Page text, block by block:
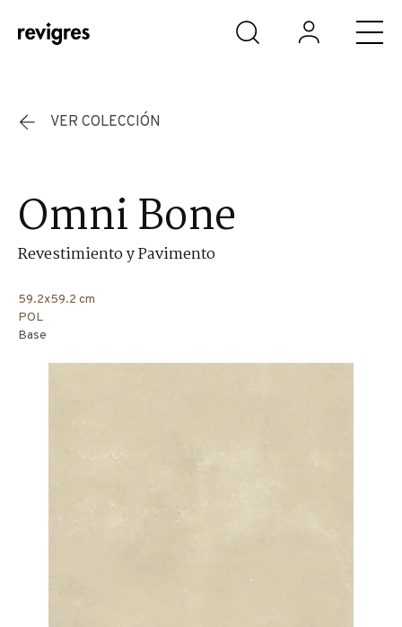
Saltar al contenido principal
VER COLECCIÓN
Omni Bone
Revestimiento y Pavimento
59.2x59.2 cm
POL
Base